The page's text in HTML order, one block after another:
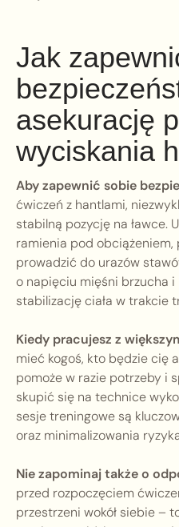
Jak
asekurację
wyciskania
Aby zapewnić sobie
ćwiczeń z hantlami,
stabilną pozycję na ławce.
ramienia pod obciążeniem,
prowadzić do urazów
o napięciu mięśni brzucha
stabilizację ciała w trakcie
Kiedy pracujesz z
mieć kogoś, kto będzie cię
pomoże w razie potrzeby i
skupić się na technice
sesje treningowe są
oraz minimalizowania
Nie zapominaj także o
przed rozpoczęciem
przestrzeni wokół siebie –